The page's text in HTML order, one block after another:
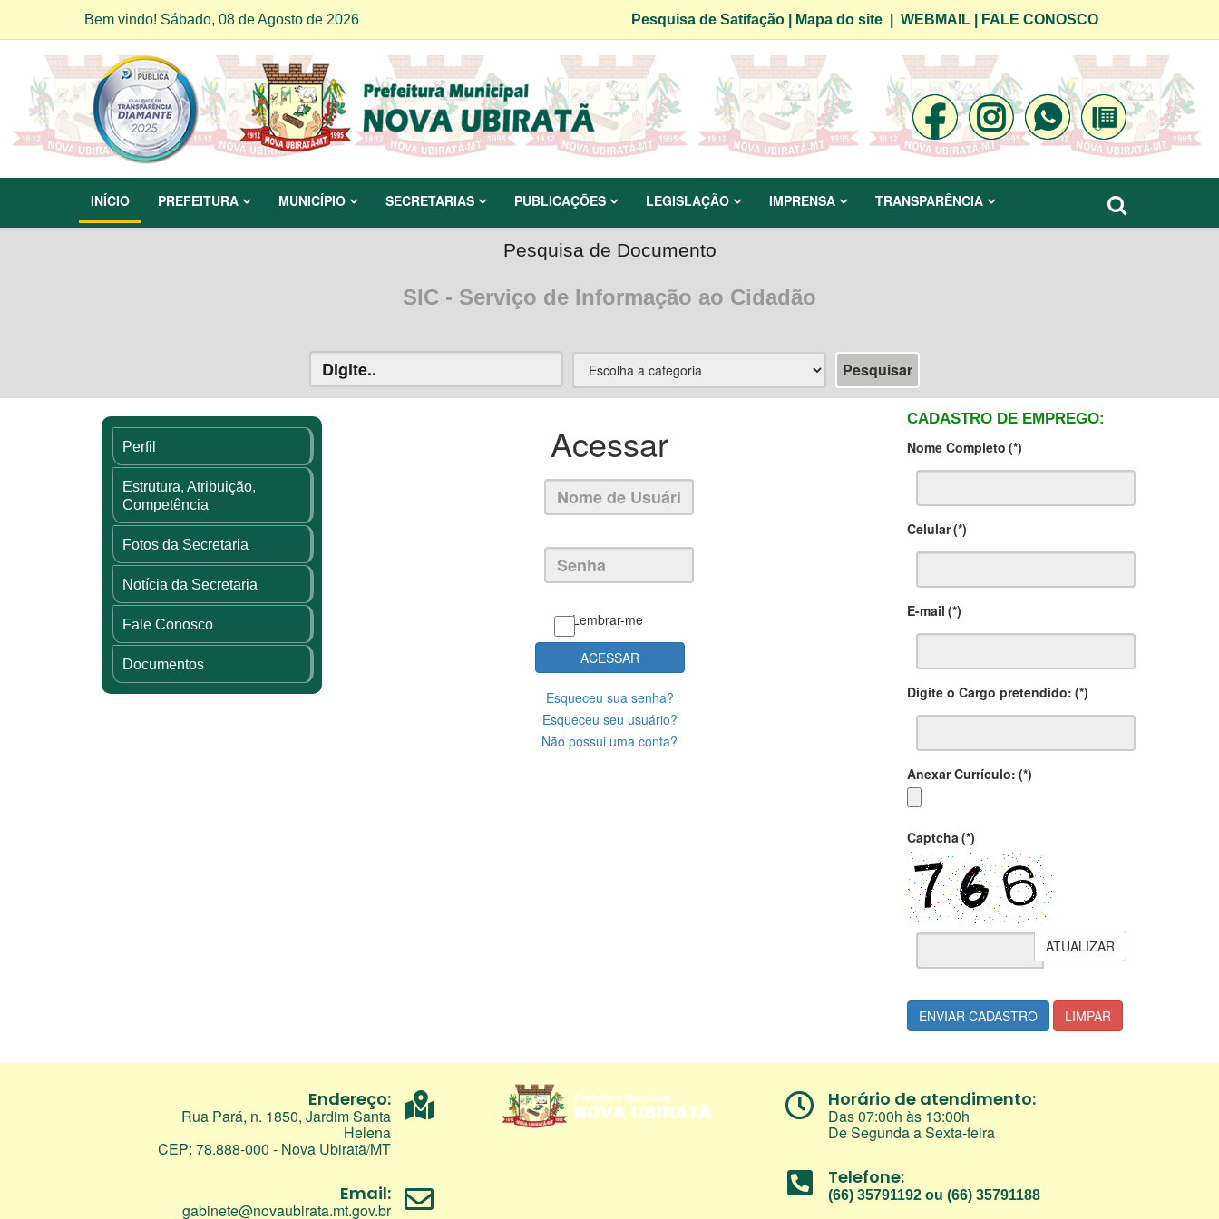
Bem vindo! Sábado, 08 de Agosto de 2026 Pesquisa de Satifação| Mapa do site| WEBMAIL| FALE CONOSCO
INÍCIO PREFEITURA MUNICÍPIO SECRETARIAS PUBLICAÇÕES LEGISLAÇÃO IMPRENSA TRANSPARÊNCIA
Pesquisa de Documento
SIC - Serviço de Informação ao Cidadão
Perfil
Estrutura, Atribuição,
Competência
Fotos da Secretaria
Notícia da Secretaria
Fale Conosco
Documentos
Acessar
Lembrar-me
ACESSAR
Esqueceu sua senha?
Esqueceu seu usuário?
Não possui uma conta?
CADASTRO DE EMPREGO:
Nome Completo (*)
Celular(*)
E-mail (*)
Digite o Cargo pretendido: (*)
Anexar Currículo: (*)
Captcha(*)
ATUALIZAR
ENVIAR CADASTRO LIMPAR
Endereço:
Rua Pará, n. 1850, Jardim Santa
Helena
CEP: 78.888-000 - Nova Ubiratã/MT
Email:
gabinete@novaubirata.mt.gov.br
Horário de atendimento:
Das 07:00h às 13:00h
De Segunda a Sexta-feira
Telefone:
(66) 35791192 ou (66) 35791188